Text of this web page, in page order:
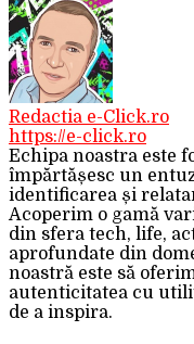
Redactia e-Click.ro
https://e-click.ro
Echipa noastra este
împărtășesc un
identificarea și
Acoperim o gamă
din sfera tech, life,
aprofundate din
noastră este să
autenticitatea cu
de a inspira.